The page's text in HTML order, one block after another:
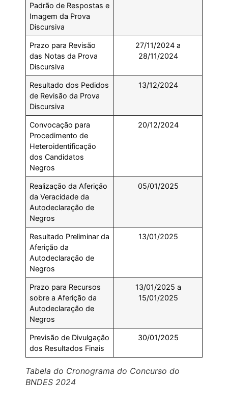
Padrão de Respostas e
Imagem da Prova
Discursiva
Prazo para Revisão
das Notas da Prova
Discursiva
27/11/2024 a
28/11/2024
Resultado dos Pedidos
de Revisão da Prova
Discursiva
13/12/2024
Convocação para
Procedimento de
Heteroidentificação
dos Candidatos
Negros
20/12/2024
Realização da Aferição
da Veracidade da
Autodeclaração de
Negros
05/01/2025
Resultado Preliminar da
Aferição da
Autodeclaração de
Negros
13/01/2025
Prazo para Recursos
sobre a Aferição da
Autodeclaração de
Negros
13/01/2025 a
15/01/2025
Previsão de Divulgação
dos Resultados Finais
30/01/2025
Tabela do Cronograma do Concurso do
BNDES 2024